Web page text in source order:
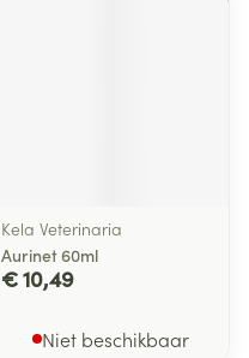
Kela Veterinaria
Aurinet 60ml
€ 10,49
Niet beschikbaar